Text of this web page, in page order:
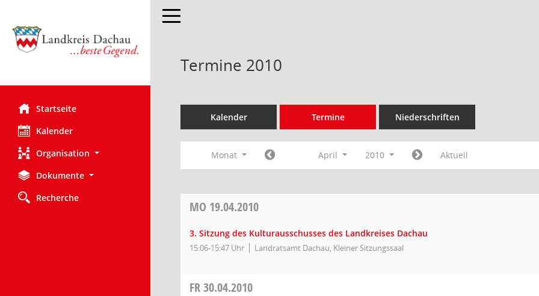
Startseite
Kalender
Organisation
Dokumente
Recherche
Toggle navigation
Termine 2010
Kalender Termine Niederschriften
Monat April 2010 Aktuell
MO 19.04.2010
3. Sitzung des Kulturausschusses des Landkreises Dachau
15:06-15:47 Uhr Landratsamt Dachau, Kleiner Sitzungssaal
FR30.04.2010